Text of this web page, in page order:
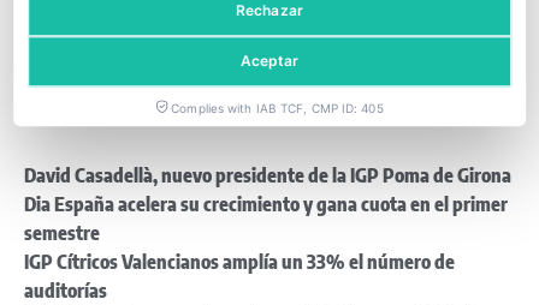
Últimas noticias
David Casadellà, nuevo presidente de la IGP Poma de Girona
Dia España acelera su crecimiento y gana cuota en el primer
semestre
IGP Cítricos Valencianos amplía un 33% el número de
auditorías
Rechazar
Aceptar
Complies with IAB TCF, CMP ID: 405